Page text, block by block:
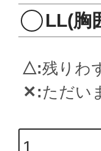
LL(胸
△ 残りわ
✕ ただい